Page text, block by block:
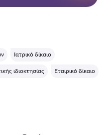
Ιατρικό δίκαιο
ιδιοκτησίας Εταιρικό δίκαιο